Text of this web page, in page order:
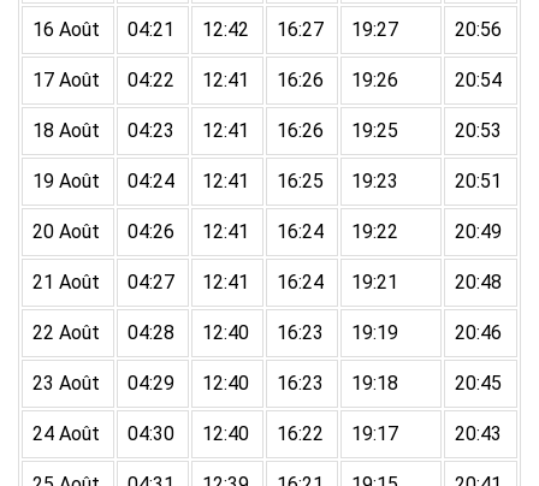
16 Août 04:21 12:42 16:27 19:27 20:56
17 Août 04:22 12:41 16:26 19:26 20:54
18 Août 04:23 12:41 16:26 19:25 20:53
19 Août 04:24 12:41 16:25 19:23 20:51
20 Août 04:26 12:41 16:24 19:22 20:49
21 Août 04:27 12:41 16:24 19:21 20:48
22 Août 04:28 12:40 16:23 19:19 20:46
23 Août 04:29 12:40 16:23 19:18 20:45
24 Août 04:30 12:40 16:22 19:17 20:43